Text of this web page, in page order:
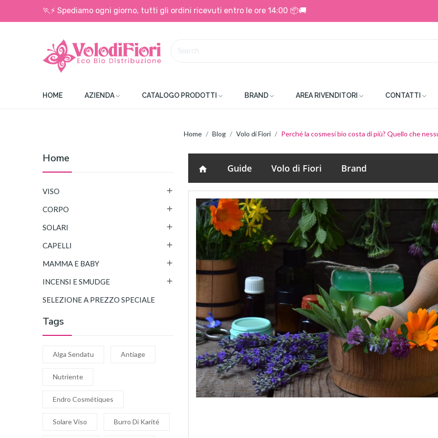
🏃⚡ Spediamo ogni giorno, tutti gli ordini ricevuti entro le ore 14:00 📦🚚
HOME AZIENDA CATALOGO PRODOTTI BRAND AREA RIVENDITORI CONTATTI
Home Blog Volo di Fiori Perché la cosmesi bio costa di più? Quello che
Home
VISO 
CORPO 
SOLARI 
CAPELLI 
MAMMA E BABY 
INCENSI E SMUDGE 
SELEZIONE A PREZZO SPECIALE
Tags
Alga Sendatu Antiage
Nutriente
Endro Cosmétiques
Solare Viso Burro Di Karité
home Guide Volo di Fiori Brand